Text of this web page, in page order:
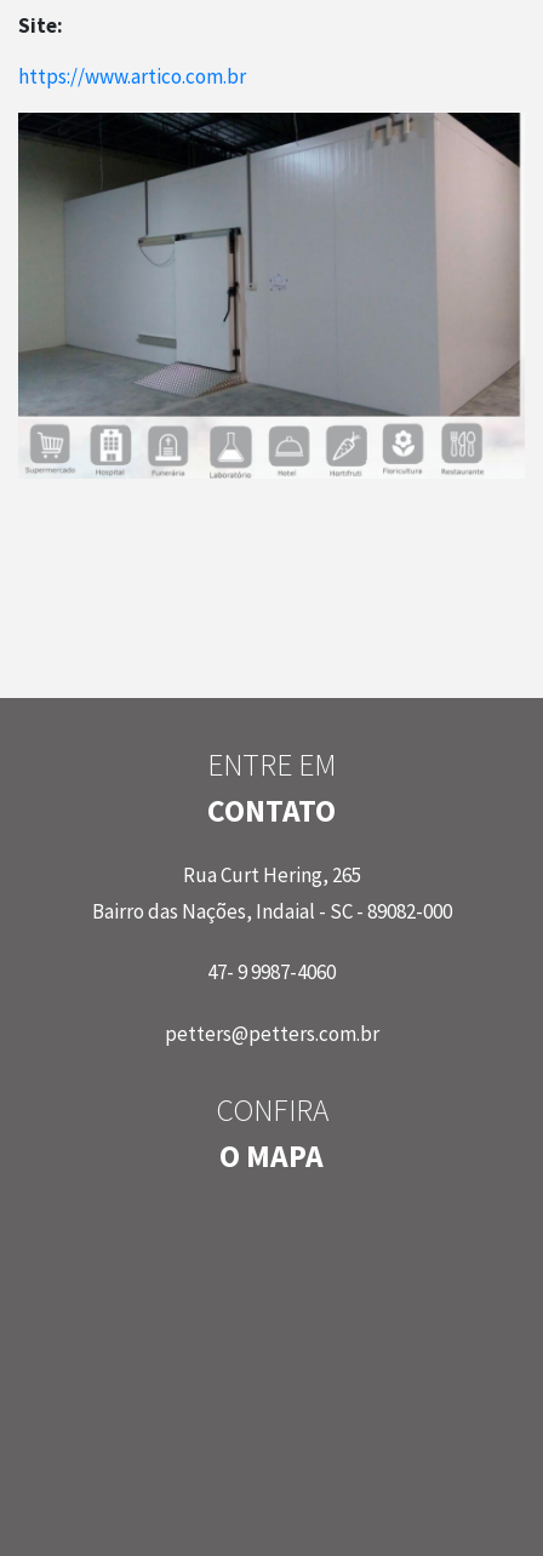
Site:
https://www.artico.com.br
ENTRE EM
CONTATO
Rua Curt Hering, 265
Bairro das Nações, Indaial - SC - 89082-000
47- 9 9987-4060
petters@petters.com.br
CONFIRA
O MAPA